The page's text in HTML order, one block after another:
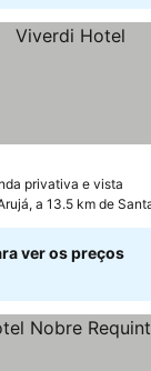
privativa e vista
a 13.5 km de
ver os preços